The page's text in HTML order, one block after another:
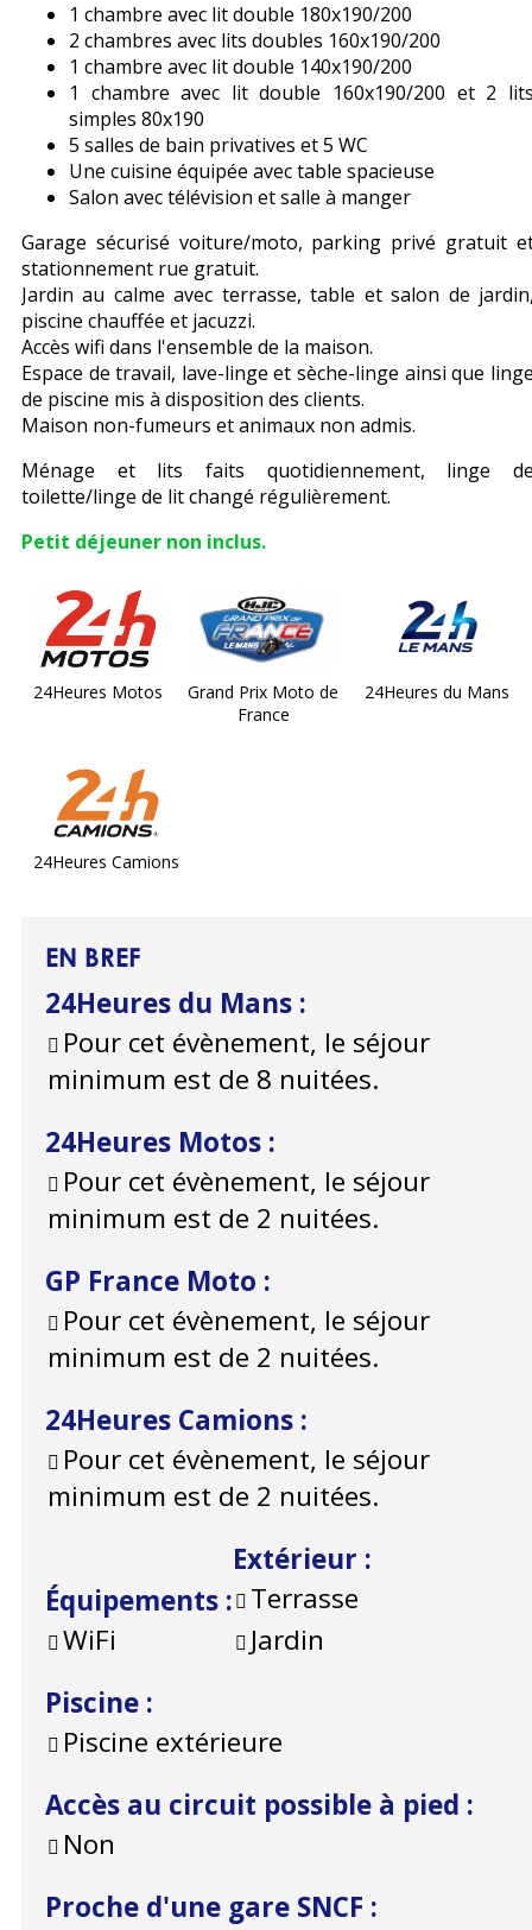
1 chambre avec lit double 180x190/200
2 chambres avec lits doubles 160x190/200
1 chambre avec lit double 140x190/200
1 chambre avec lit double 160x190/200 et 2
simples 80x190
5 salles de bain privatives et 5 WC
Une cuisine équipée avec table spacieuse
Salon avec télévision et salle à manger
Garage sécurisé voiture/moto, parking privé gratuit
stationnement rue gratuit.
Jardin au calme avec terrasse, table et salon de
piscine chauffée et jacuzzi.
Accès wifi dans l'ensemble de la maison.
Espace de travail, lave-linge et sèche-linge ainsi que
de piscine mis à disposition des clients.
Maison non-fumeurs et animaux non admis.
Ménage et lits faits quotidiennement, linge
toilette/linge de lit changé régulièrement.
Petit déjeuner non inclus.
24Heures Motos
Grand Prix Moto de
France
24Heures du Mans
24Heures Camions
EN BREF
24Heures du Mans :
Pour cet évènement, le séjour
minimum est de 8 nuitées.
24Heures Motos :
Pour cet évènement, le séjour
minimum est de 2 nuitées.
GP France Moto :
Pour cet évènement, le séjour
minimum est de 2 nuitées.
24Heures Camions :
Pour cet évènement, le séjour
minimum est de 2 nuitées.
Équipements :
WiFi
Extérieur :
Terrasse
Jardin
Piscine :
Piscine extérieure
Accès au circuit possible à pied :
Non
Proche d'une gare SNCF :